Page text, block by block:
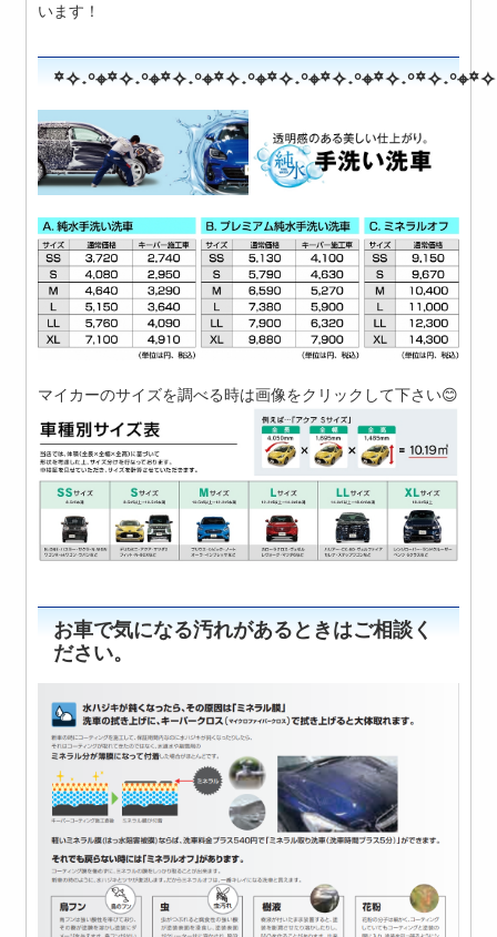
います！
マイカーのサイズを調べる時は画像をクリックして下さい😊
お車で気になる汚れがあるときはご相談く
ださい。